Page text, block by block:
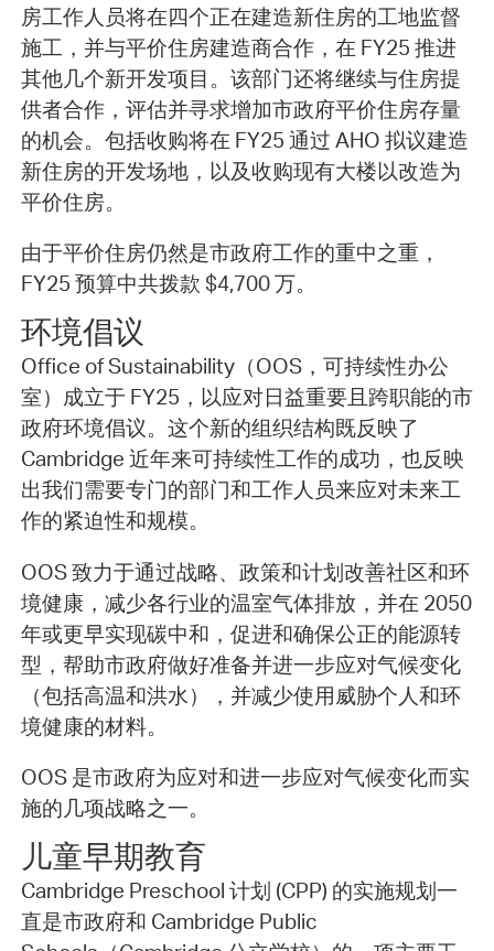
房工作人员将在四个正在建造新住房的工地监督
施工，并与平价住房建造商合作，在 FY25 推进
其他几个新开发项目。该部门还将继续与住房提
供者合作，评估并寻求增加市政府平价住房存量
的机会。包括收购将在 FY25 通过 AHO 拟议建造
新住房的开发场地，以及收购现有大楼以改造为
平价住房。
由于平价住房仍然是市政府工作的重中之重，
FY25 预算中共拨款 $4,700 万。
环境倡议
Office of Sustainability（OOS，可持续性办公
室）成立于 FY25，以应对日益重要且跨职能的市
政府环境倡议。这个新的组织结构既反映了
Cambridge 近年来可持续性工作的成功，也反映
出我们需要专门的部门和工作人员来应对未来工
作的紧迫性和规模。
OOS 致力于通过战略、政策和计划改善社区和环
境健康，减少各行业的温室气体排放，并在 2050
年或更早实现碳中和，促进和确保公正的能源转
型，帮助市政府做好准备并进一步应对气候变化
（包括高温和洪水），并减少使用威胁个人和环
境健康的材料。
OOS 是市政府为应对和进一步应对气候变化而实
施的几项战略之一。
儿童早期教育
Cambridge Preschool 计划 (CPP) 的实施规划一
直是市政府和 Cambridge Public